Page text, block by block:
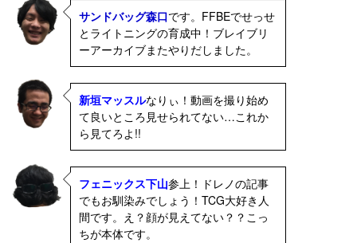
サンドバッグ森口です。FFBEでせっせ
とライトニングの育成中！ブレイブリ
ーアーカイブまたやりだしました。
新垣マッスルなりぃ！動画を撮り始め
て良いところ見せられてない…これか
ら見てろよ!!
フェニックス下山参上！ドレノの記事
でもお馴染みでしょう！TCG大好き人
間です。え？顔が見えてない？？こっ
ちが本体です。